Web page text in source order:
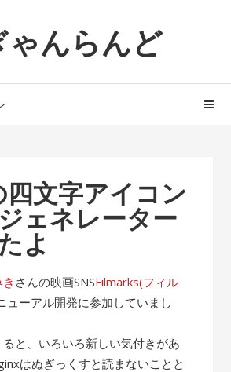
ゃんらんど
文字アイコン
ェネレーター
よ
さんの映画SNSFilmarks(フィル
ューアル開発に参加していまし
と、いろいろ新しい気付きがあ
はぬぎっくすと読まないことと